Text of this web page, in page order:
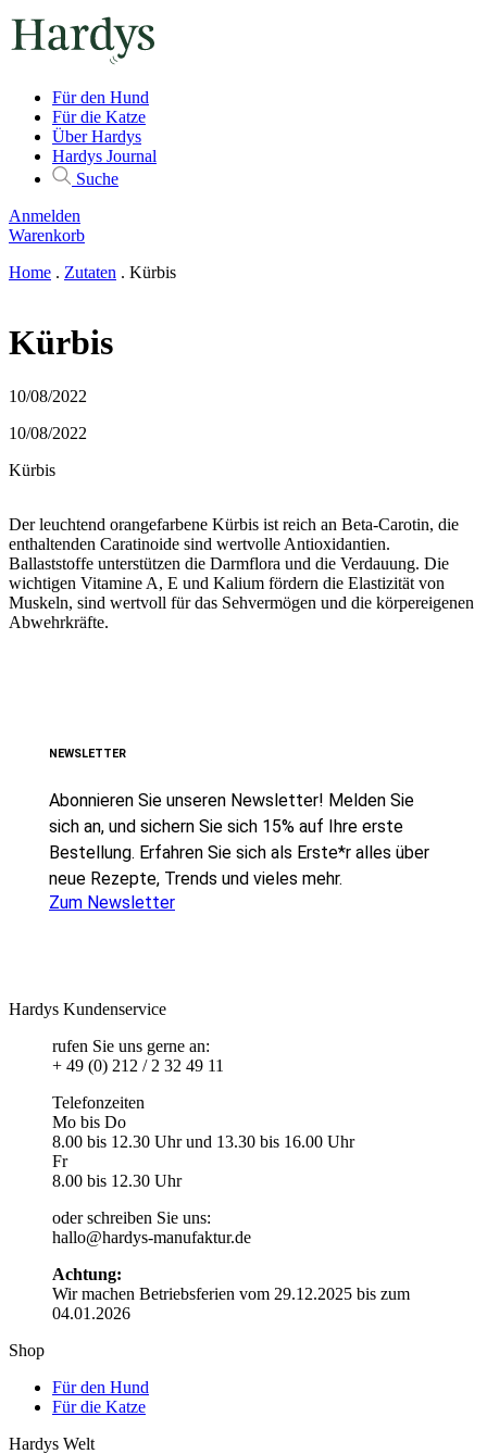
Für den Hund
Für die Katze
Über Hardys
Hardys Journal
Suche
Anmelden
Warenkorb
Home . Zutaten . Kürbis
Kürbis
10/08/2022
10/08/2022
Kürbis
Der leuchtend orangefarbene Kürbis ist reich an Beta-Carotin, die
enthaltenden Caratinoide sind wertvolle Antioxidantien.
Ballaststoffe unterstützen die Darmflora und die Verdauung. Die
wichtigen Vitamine A, E und Kalium fördern die Elastizität von
Muskeln, sind wertvoll für das Sehvermögen und die körpereigenen
Abwehrkräfte.
NEWSLETTER
Abonnieren Sie unseren Newsletter! Melden Sie
sich an, und sichern Sie sich 15% auf Ihre erste
Bestellung. Erfahren Sie sich als Erste*r alles über
neue Rezepte, Trends und vieles mehr.
Zum Newsletter
Hardys Kundenservice
rufen Sie uns gerne an:
+ 49 (0) 212 / 2 32 49 11
Telefonzeiten
Mo bis Do
8.00 bis 12.30 Uhr und 13.30 bis 16.00 Uhr
Fr
8.00 bis 12.30 Uhr
oder schreiben Sie uns:
hallo@hardys-manufaktur.de
Achtung:
Wir machen Betriebsferien vom 29.12.2025 bis zum
04.01.2026
Shop
Für den Hund
Für die Katze
Hardys Welt